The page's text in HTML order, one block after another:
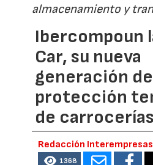
almacenamiento y
Ibercompoun
Car, su nueva
generación de
protección
de carrocerías
Redacción Interempresas
1368